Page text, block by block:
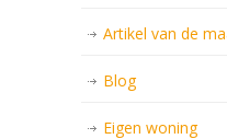
Artikel van de
Blog
Eigen woning